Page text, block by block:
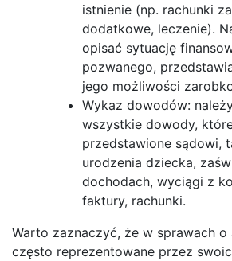
istnienie (np. rachunki
dodatkowe, leczenie).
opisać sytuację
pozwanego,
jego możliwości
Wykaz dowodów:
wszystkie dowody,
przedstawione sądowi,
urodzenia dziecka,
dochodach, wyciągi z
faktury, rachunki.
Warto zaznaczyć, że w sprawach o
często reprezentowane przez